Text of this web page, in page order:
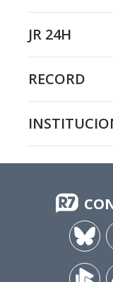
JR 24H
RECORD